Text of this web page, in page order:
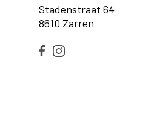
Stadenstraat 64
8610 Zarren